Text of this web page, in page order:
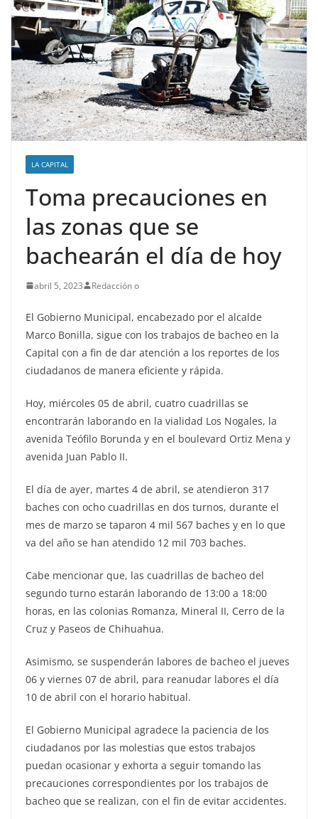
LA CAPITAL
Toma precauciones en
las zonas que se
bachearán el día de hoy
abril 5, 2023 Redacción o
El Gobierno Municipal, encabezado por el alcalde
Marco Bonilla, sigue con los trabajos de bacheo en la
Capital con a fin de dar atención a los reportes de los
ciudadanos de manera eficiente y rápida.
Hoy, miércoles 05 de abril, cuatro cuadrillas se
encontrarán laborando en la vialidad Los Nogales, la
avenida Teófilo Borunda y en el boulevard Ortiz Mena y
avenida Juan Pablo II.
El día de ayer, martes 4 de abril, se atendieron 317
baches con ocho cuadrillas en dos turnos, durante el
mes de marzo se taparon 4 mil 567 baches y en lo que
va del año se han atendido 12 mil 703 baches.
Cabe mencionar que, las cuadrillas de bacheo del
segundo turno estarán laborando de 13:00 a 18:00
horas, en las colonias Romanza, Mineral II, Cerro de la
Cruz y Paseos de Chihuahua.
Asimismo, se suspenderán labores de bacheo el jueves
06 y viernes 07 de abril, para reanudar labores el día
10 de abril con el horario habitual.
El Gobierno Municipal agradece la paciencia de los
ciudadanos por las molestias que estos trabajos
puedan ocasionar y exhorta a seguir tomando las
precauciones correspondientes por los trabajos de
bacheo que se realizan, con el fin de evitar accidentes.